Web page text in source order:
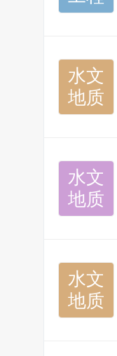
水文
地质
水文
地质
水文
地质